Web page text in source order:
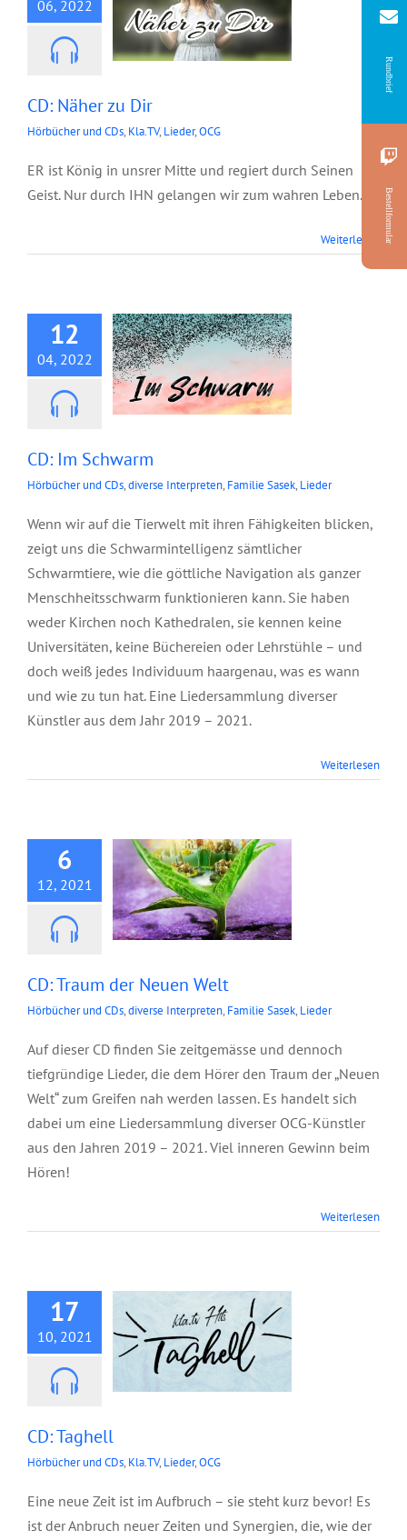
06, 2022
CD: Näher zu Dir
Hörbücher und CDs, Kla.TV, Lieder,OCG
ER ist König in unsrer Mitte und regiert durch Seinen
Geist. Nur durch IHN gelangen wir zum wahren Leben.
Weiterlesen
12
04, 2022
CD: Im Schwarm
Hörbücher und CDs,diverse Interpreten, Familie Sasek, Lieder
Wenn wir auf die Tierwelt mit ihren Fähigkeiten blicken,
zeigt uns die Schwarmintelligenz sämtlicher
Schwarmtiere, wie die göttliche Navigation als ganzer
Menschheitsschwarm funktionieren kann. Sie haben
weder Kirchen noch Kathedralen, sie kennen keine
Universitäten, keine Büchereien oder Lehrstühle – und
doch weiß jedes Individuum haargenau, was es wann
und wie zu tun hat. Eine Liedersammlung diverser
Künstler aus dem Jahr 2019 – 2021.
Weiterlesen
6
12, 2021
CD: Traum der
CD: Traum der Neuen Welt
Hörbücher und CDs,diverse Interpreten, Familie Sasek, Lieder
Auf dieser CD finden Sie zeitgemässe und dennoch
tiefgründige Lieder, die dem Hörer den Traum der „Neuen
Welt“ zum Greifen nah werden lassen. Es handelt sich
dabei um eine Liedersammlung diverser OCG-Künstler
aus den Jahren 2019 – 2021. Viel inneren Gewinn beim
Hören!
Weiterlesen
17
10, 2021
CD: Taghell
Hörbücher und CDs, Kla.TV, Lieder,OCG
Eine neue Zeit ist im Aufbruch – sie steht kurz bevor! Es
ist der Anbruch neuer Zeiten und Synergien, die, wie der
Rundbrief
Bestellformular